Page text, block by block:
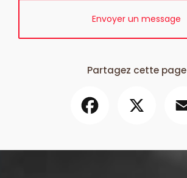
Envoyer un message
Partagez cette page